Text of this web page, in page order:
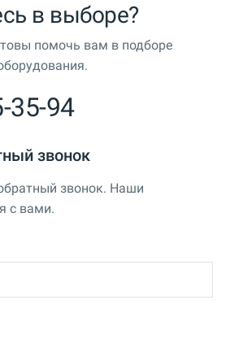
в выборе?
помочь вам в подборе
35-94
звонок
звонок. Наши
с вами.